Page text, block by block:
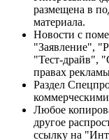
размещена в
материала.
Новости с
"Заявление",
"Тест-драйв",
правах
Раздел
Любое
другое
ссылку на